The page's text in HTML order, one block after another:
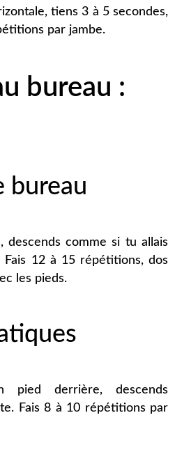
tiens 3 à 5 secondes,
par jambe.
bureau :
bureau
descends comme si tu allais
Fais 12 à 15 répétitions, dos
les pieds.
derrière, descends
Fais 8 à 10 répétitions par